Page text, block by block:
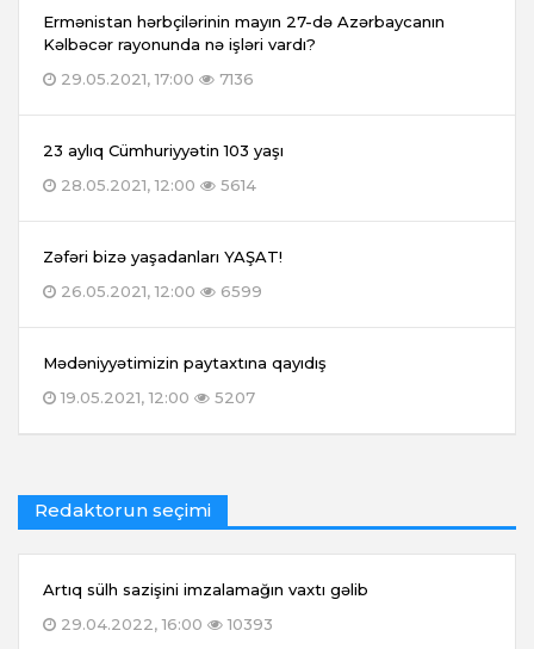
Ermənistan hərbçilərinin mayın 27-də Azərbaycanın
Kəlbəcər rayonunda nə işləri vardı?
29.05.2021, 17:00
7136
23 aylıq Cümhuriyyətin 103 yaşı
28.05.2021, 12:00
5614
Zəfəri bizə yaşadanları YAŞAT!
26.05.2021, 12:00
6599
Mədəniyyətimizin paytaxtına qayıdış
19.05.2021, 12:00
5207
Redaktorun seçimi
Artıq sülh sazişini imzalamağın vaxtı gəlib
29.04.2022, 16:00
10393